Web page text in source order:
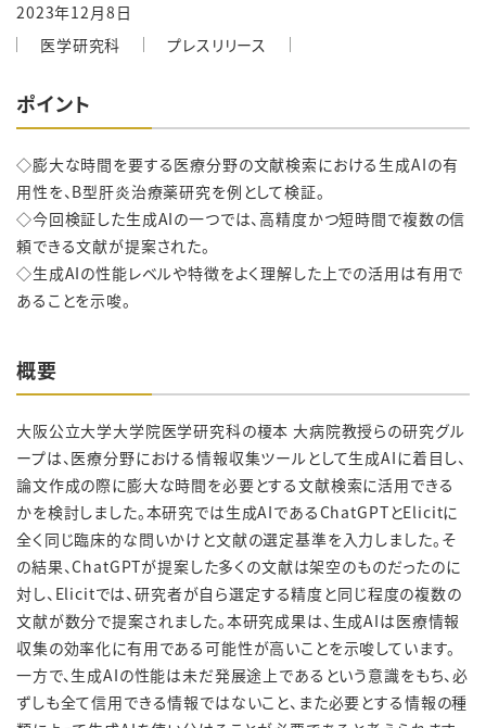
2023年12月8日
医学研究科
プレスリリース
ポイント
◇膨大な時間を要する医療分野の文献検索における生成AIの有
用性を、B型肝炎治療薬研究を例として検証。
◇今回検証した生成AIの一つでは、高精度かつ短時間で複数の信
頼できる文献が提案された。
◇生成AIの性能レベルや特徴をよく理解した上での活用は有用で
あることを示唆。
概要
大阪公立大学大学院医学研究科の榎本 大病院教授らの研究グル
ープは、医療分野における情報収集ツールとして生成AIに着目し、
論文作成の際に膨大な時間を必要とする文献検索に活用できる
かを検討しました。本研究では生成AIであるChatGPTとElicitに
全く同じ臨床的な問いかけと文献の選定基準を入力しました。そ
の結果、ChatGPTが提案した多くの文献は架空のものだったのに
対し、Elicitでは、研究者が自ら選定する精度と同じ程度の複数の
文献が数分で提案されました。本研究成果は、生成AIは医療情報
収集の効率化に有用である可能性が高いことを示唆しています。
一方で、生成AIの性能は未だ発展途上であるという意識をもち、必
ずしも全て信用できる情報ではないこと、また必要とする情報の種